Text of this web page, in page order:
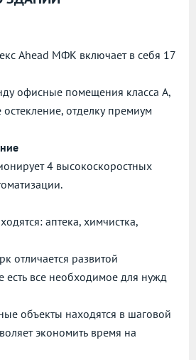
Ahead МФК включает в себя 17
офисные помещения класса А,
отделку премиум
4 высокоскоростных
аптека, химчистка,
отличается развитой
есть все необходимое для нужд
объекты находятся в шаговой
экономить время на